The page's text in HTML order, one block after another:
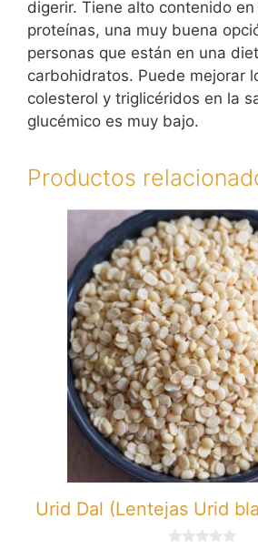
digerir. Tiene alto contenido
proteínas, una muy buena
personas que están en una
carbohidratos. Puede mejorar
colesterol y triglicéridos en la
glucémico es muy bajo.
Productos
Urid Dal (Lentejas Urid